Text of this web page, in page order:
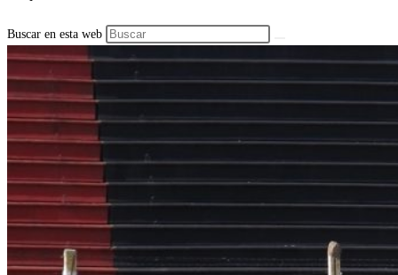
Buscar en esta web